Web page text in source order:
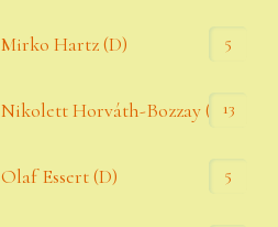
Mirko Hartz (D) 5
Nikolett Horváth-Bozzay (A)13
Olaf Essert (D) 5